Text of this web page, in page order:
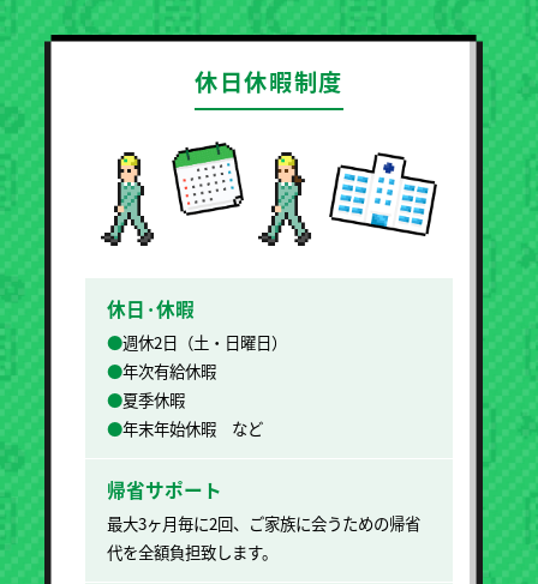
休日休暇制度
休日·休暇
●週休2日（土・日曜日）
●年次有給休暇
●夏季休暇
●年末年始休暇 など
帰省サポート
最大3ヶ月毎に2回、ご家族に会うための帰省
代を全額負担致します。